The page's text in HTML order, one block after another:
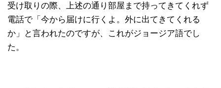
受け取りの際、上述の通り部屋まで持ってきてくれず
電話で「今から届けに行くよ。外に出てきてくれる
か」と言われたのですが、これがジョージア語でし
た。